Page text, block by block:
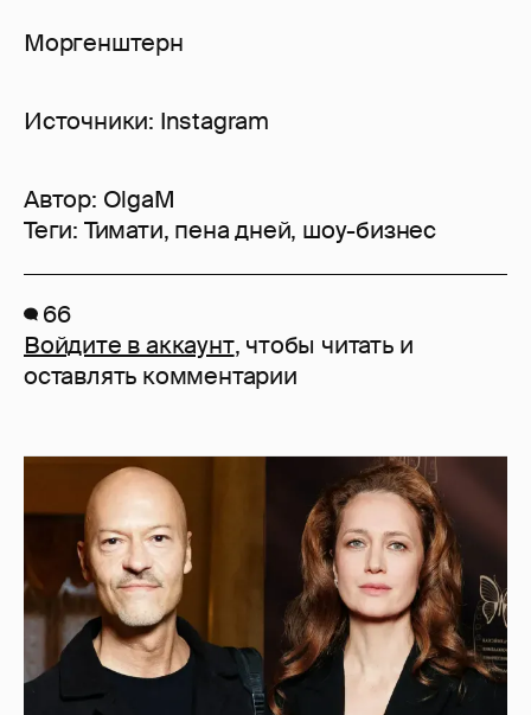
Моргенштерн
Источники: Instagram
Автор: OlgaM
Теги: Тимати, пена дней, шоу-бизнес
66
Войдите в аккаунт, чтобы читать и
оставлять комментарии